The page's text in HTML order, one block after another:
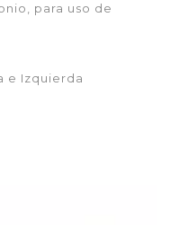
para uso de
e Izquierda